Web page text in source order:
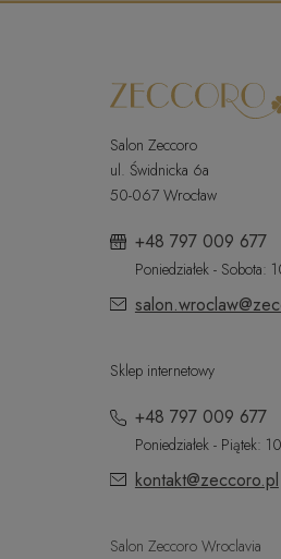
Salon Zeccoro
ul. Świdnicka 6a
50-067 Wrocław
+48 797 009 677
Poniedziałek -
Sklep internetowy
+48 797 009 677
Poniedziałek - Piątek:
kontakt@zeccoro.pl
Salon Zeccoro Wroclavia